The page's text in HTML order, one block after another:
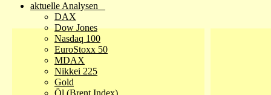
aktuelle Analysen
DAX
Dow Jones
Nasdaq 100
EuroStoxx 50
MDAX
Nikkei 225
Gold
Öl (Brent Index)